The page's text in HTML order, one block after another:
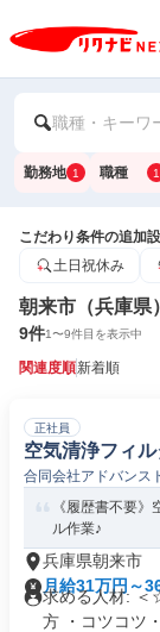
職種・キーワ
勤務地 1 職種 1
こだわり条件の追加
土日祝休み
朝来市（兵庫県
9件1〜9件目を表示中
関連度順新着順
正社員
空気清浄フィ
合同会社アドバンス
《履歴書不要
ル作業♪
兵庫県朝来市
月給31万円～
求める人材:
方 ・コツコツ